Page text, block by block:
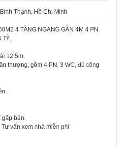
Thạnh, Hồ Chí Minh
4 TẦNG NGANG GẦN 4M 4 PN
TỶ.
12.5m.
thượng, gồm 4 PN, 3 WC, đủ công
gấp bán.
vấn xem nhà miễn phí